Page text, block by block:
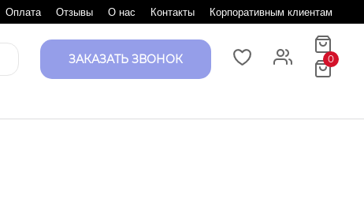
Оплата Отзывы О нас Контакты Корпоративным клиентам
ЗАКАЗАТЬ ЗВОНОК 0